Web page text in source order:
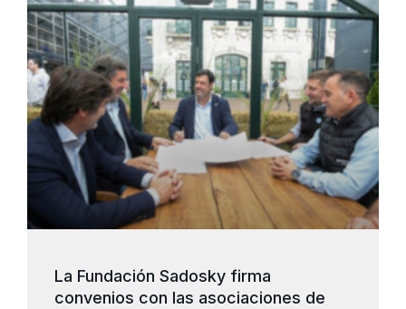
La Fundación Sadosky firma
convenios con las asociaciones de